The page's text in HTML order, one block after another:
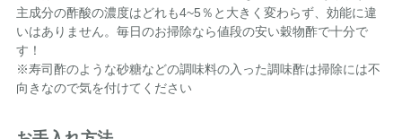
主成分の酢酸の濃度はどれも4~5％と大きく変わらず、効能に違
いはありません。毎日のお掃除なら値段の安い穀物酢で十分で
す！
※寿司酢のような砂糖などの調味料の入った調味酢は掃除には不
向きなので気を付けてください